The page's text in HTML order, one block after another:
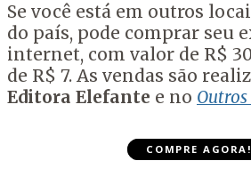
Se você está em outros
do país, pode comprar seu
internet, com valor de R$
de R$ 7. As vendas são
Editora Elefante e no
COMPRE AGORA!